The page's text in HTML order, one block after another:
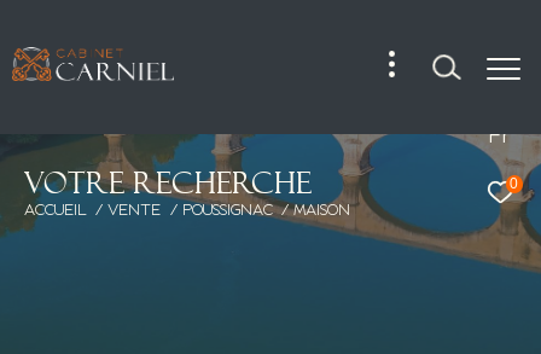
Fr
0
Votre recherche
ACCUEIL VENTE POUSSIGNAC MAISON